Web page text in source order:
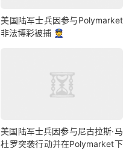
美国陆军士兵因参与Polymarket
非法博彩被捕 👮
美国陆军士兵因参与尼古拉斯·马
杜罗突袭行动并在Polymarket下